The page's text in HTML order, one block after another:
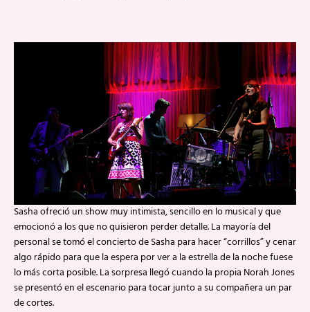
Sasha ofreció un show muy intimista, sencillo en lo musical y que
emocionó a los que no quisieron perder detalle. La mayoría del
personal se tomó el concierto de Sasha para hacer “corrillos” y cenar
algo rápido para que la espera por ver a la estrella de la noche fuese
lo más corta posible. La sorpresa llegó cuando la propia Norah Jones
se presentó en el escenario para tocar junto a su compañera un par
de cortes.